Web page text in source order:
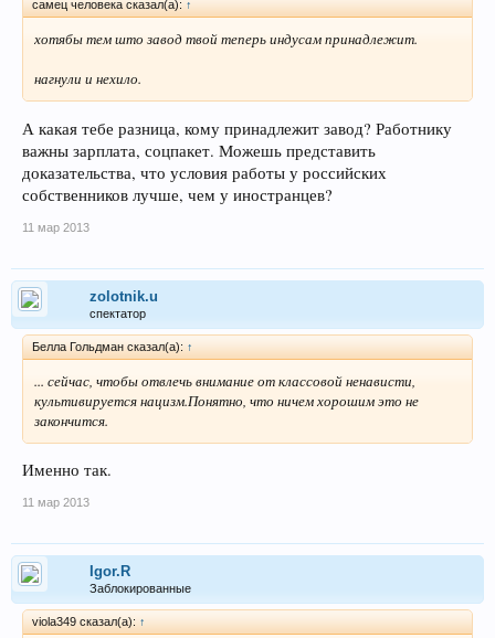
самец человека сказал(а): ↑
хотябы тем што завод твой теперь индусам принадлежит.
нагнули и нехило.
А какая тебе разница, кому принадлежит завод? Работнику
важны зарплата, соцпакет. Можешь представить
доказательства, что условия работы у российских
собственников лучше, чем у иностранцев?
11 мар 2013
zolotnik.u
спектатор
Белла Гольдман сказал(а): ↑
... сейчас, чтобы отвлечь внимание от классовой ненависти,
культивируется нацизм.Понятно, что ничем хорошим это не
закончится.
Именно так.
11 мар 2013
Igor.R
Заблокированные
viola349 сказал(а): ↑